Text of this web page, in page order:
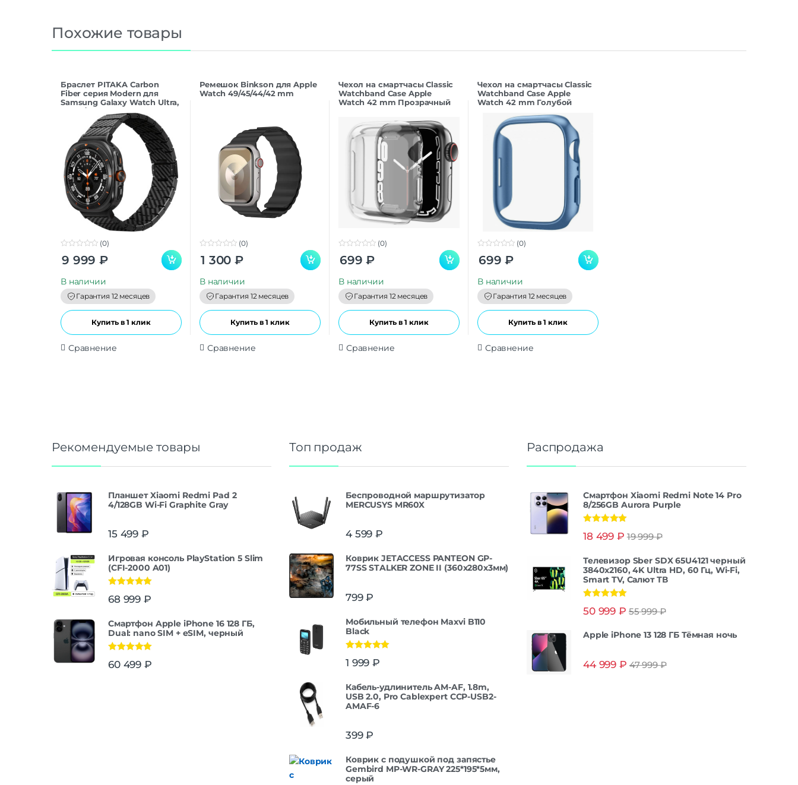
Похожие товары
Браслет PITAKA Carbon
Fiber серия Modern для
Samsung Galaxy Watch Ultra,
Black/Grey
o
o
(0)
9 999 ₽
В наличии
Гарантия 12 месяцев
Купить в 1 клик
Сравнение
Ремешок Binkson для Apple
Watch 49/45/44/42 mm
o
(0)
1 300 ₽
В наличии
Гарантия 12 месяцев
Купить в 1 клик
Сравнение
Чехол на смартчасы Classic
Watchband Case Apple
Watch 42 mm Прозрачный
o
o
(0)
699 ₽
В наличии
Гарантия 12 месяцев
Купить в 1 клик
Сравнение
Чехол на смартчасы Classic
Watchband Case Apple
Watch 42 mm Голубой
o
o
(0)
699 ₽
В наличии
Гарантия 12 месяцев
Купить в 1 клик
Сравнение
Рекомендуемые товары
Планшет Xiaomi Redmi Pad 2
4/128GB Wi-Fi Graphite Gray
15 499 ₽
Игровая консоль PlayStation 5 Slim
(CFI-2000 A01)
из 5
68 999 ₽
Смартфон Apple iPhone 16 128 ГБ,
Dual: nano SIM + eSIM, черный
из 5
60 499 ₽
Топ продаж
Беспроводной маршрутизатор
MERCUSYS MR60X
4 599 ₽
Коврик JETACCESS PANTEON GP-
77SS STALKER ZONE II (360x280x3мм)
799₽
Мобильный телефон Maxvi B110
Black
из 5
1 999 ₽
Кабель-удлинитель AM-AF, 1.8m,
USB 2.0, Pro Cablexpert CCP-USB2-
AMAF-6
399₽
Коврик с подушкой под запястье
Gembird MP-WR-GRAY 225*195*5мм,
серый
Распродажа
Смартфон Xiaomi Redmi Note 14 Pro
8/256GB Aurora Purple
из 5
18 499 ₽ 19 999₽
Телевизор Sber SDX 65U4121 черный
3840x2160, 4K Ultra HD, 60 Гц, Wi-Fi,
Smart TV, Салют ТВ
из 5
50 999 ₽ 55 999₽
Apple iPhone 13 128 ГБ Тёмная ночь
44 999 ₽ 47 999₽